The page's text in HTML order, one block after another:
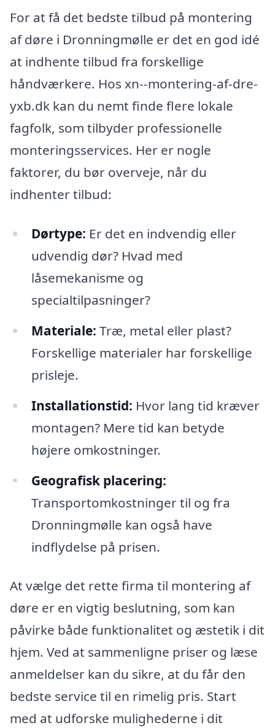
For at få det bedste tilbud på montering
af døre i Dronningmølle er det en god idé
at indhente tilbud fra forskellige
håndværkere. Hos xn--montering-af-dre-
yxb.dk kan du nemt finde flere lokale
fagfolk, som tilbyder professionelle
monteringsservices. Her er nogle
faktorer, du bør overveje, når du
indhenter tilbud:
Dørtype: Er det en indvendig eller
udvendig dør? Hvad med
låsemekanisme og
specialtilpasninger?
Materiale: Træ, metal eller plast?
Forskellige materialer har forskellige
prisleje.
Installationstid: Hvor lang tid kræver
montagen? Mere tid kan betyde
højere omkostninger.
Geografisk placering:
Transportomkostninger til og fra
Dronningmølle kan også have
indflydelse på prisen.
At vælge det rette firma til montering af
døre er en vigtig beslutning, som kan
påvirke både funktionalitet og æstetik i dit
hjem. Ved at sammenligne priser og læse
anmeldelser kan du sikre, at du får den
bedste service til en rimelig pris. Start
med at udforske mulighederne i dit